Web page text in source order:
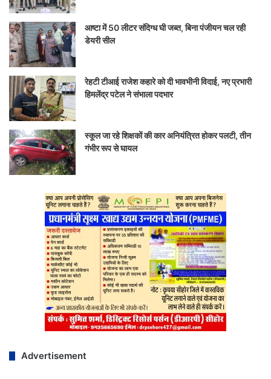
आष्टा में 50 लीटर संदिग्ध घी जब्त, बिना पंजीयन चल रही
डेयरी सील
रेहटी टीआई राजेश कहारे को दी भावभीनी विदाई, नए प्रभारी
हिमलेंद्र पटेल ने संभाला पदभार
स्कूल जा रहे शिक्षकों की कार अनियंत्रित होकर पलटी, तीन
गंभीर रूप से घायल
Advertisement